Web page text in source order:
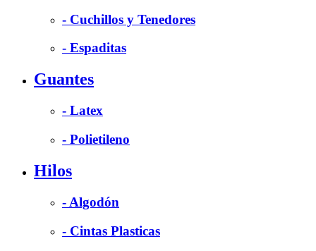
- Cuchillos y Tenedores
- Espaditas
Guantes
- Latex
- Polietileno
Hilos
- Algodón
- Cintas Plasticas